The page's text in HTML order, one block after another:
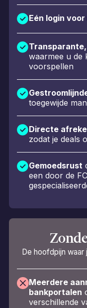
Eén login
waarmee u de
voorspellen
toegewijde
Directe
zodat je deals
Gemoedsrust
een door de
De hoofdpijn
Meerdere
bankportalen
verschillende